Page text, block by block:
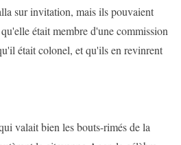
sur invitation, mais ils pouvaient
était membre d'une commission
était colonel, et qu'ils en revinrent
valait bien les bouts-rimés de la